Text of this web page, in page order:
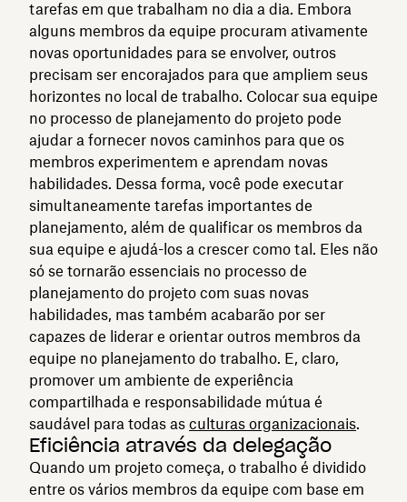
tarefas em que trabalham no dia a dia. Embora
alguns membros da equipe procuram ativamente
novas oportunidades para se envolver, outros
precisam ser encorajados para que ampliem seus
horizontes no local de trabalho. Colocar sua equipe
no processo de planejamento do projeto pode
ajudar a fornecer novos caminhos para que os
membros experimentem e aprendam novas
habilidades. Dessa forma, você pode executar
simultaneamente tarefas importantes de
planejamento, além de qualificar os membros da
sua equipe e ajudá-los a crescer como tal. Eles não
só se tornarão essenciais no processo de
planejamento do projeto com suas novas
habilidades, mas também acabarão por ser
capazes de liderar e orientar outros membros da
equipe no planejamento do trabalho. E, claro,
promover um ambiente de experiência
compartilhada e responsabilidade mútua é
saudável para todas as culturas organizacionais.
Eficiência através da delegação
Quando um projeto começa, o trabalho é dividido
entre os vários membros da equipe com base em